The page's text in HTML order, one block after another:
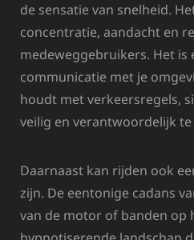
de sensatie van snelheid.
concentratie, aandacht en
medeweggebruikers. Het is
communicatie met je
houdt met verkeersregels,
veilig en verantwoordelijk
Daarnaast kan rijden ook
zijn. De eentonige cadans
van de motor of banden op